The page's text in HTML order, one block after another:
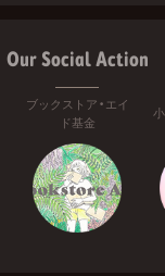
Our Social Action
ブックストア・エイ
ド基金